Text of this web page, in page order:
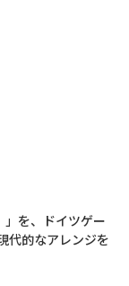
」を、ドイツゲー
代的なアレンジを